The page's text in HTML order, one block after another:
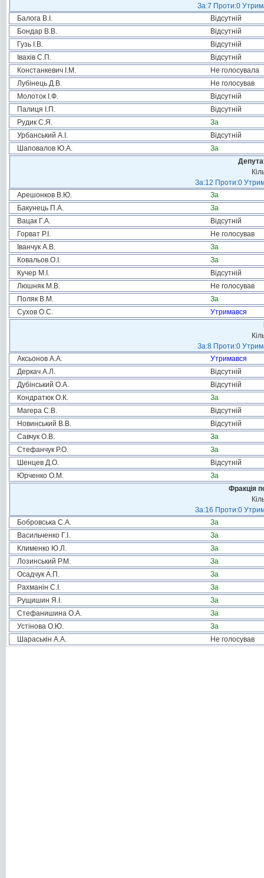
За:7 Проти:0
Балога В.І.
Відсутній
Бондар В.В.
Відсутній
Гузь І.В.
Відсутній
Івахів С.П.
Відсутній
Констанкевич І.М.
Не голосувала
Лубінець Д.В.
Не голосував
Молоток І.Ф.
Відсутній
Палиця І.П.
Відсутній
Рудик С.Я.
За
Урбанський А.І.
Відсутній
Шаповалов Ю.А.
За
За:12 Проти:0
Арешонков В.Ю.
За
Бакунець П.А.
За
Вацак Г.А.
Відсутній
Горват Р.І.
Не голосував
Іванчук А.В.
За
Ковальов О.І.
За
Кучер М.І.
Відсутній
Люшняк М.В.
Не голосував
Поляк В.М.
За
Сухов О.С.
Утримався
За:8 Проти:0
Аксьонов А.А.
Утримався
Деркач А.Л.
Відсутній
Дубінський О.А.
Відсутній
Кондратюк О.К.
За
Магера С.В.
Відсутній
Новинський В.В.
Відсутній
Савчук О.В.
За
Стефанчук Р.О.
За
Шенцев Д.О.
Відсутній
Юрченко О.М.
За
Фракція
За:16 Проти:0
Бобровська С.А.
За
Васильченко Г.І.
За
Клименко Ю.Л.
За
Лозинський Р.М.
За
Осадчук А.П.
За
Рахманін С.І.
За
Рущишин Я.І.
За
Стефанишина О.А.
За
Устінова О.Ю.
За
Шараськін А.А.
Не голосував